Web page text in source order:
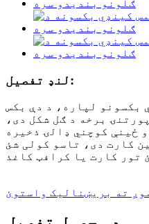
لنډ تفصیل:
بکسونو لپاره، د دې بکس
برخه د ګل شکل دی،
ځینې کوچني ډالۍ ذخیره
کارت دی، تاسو کولی شئ
ته بریښنالیک واستوئ